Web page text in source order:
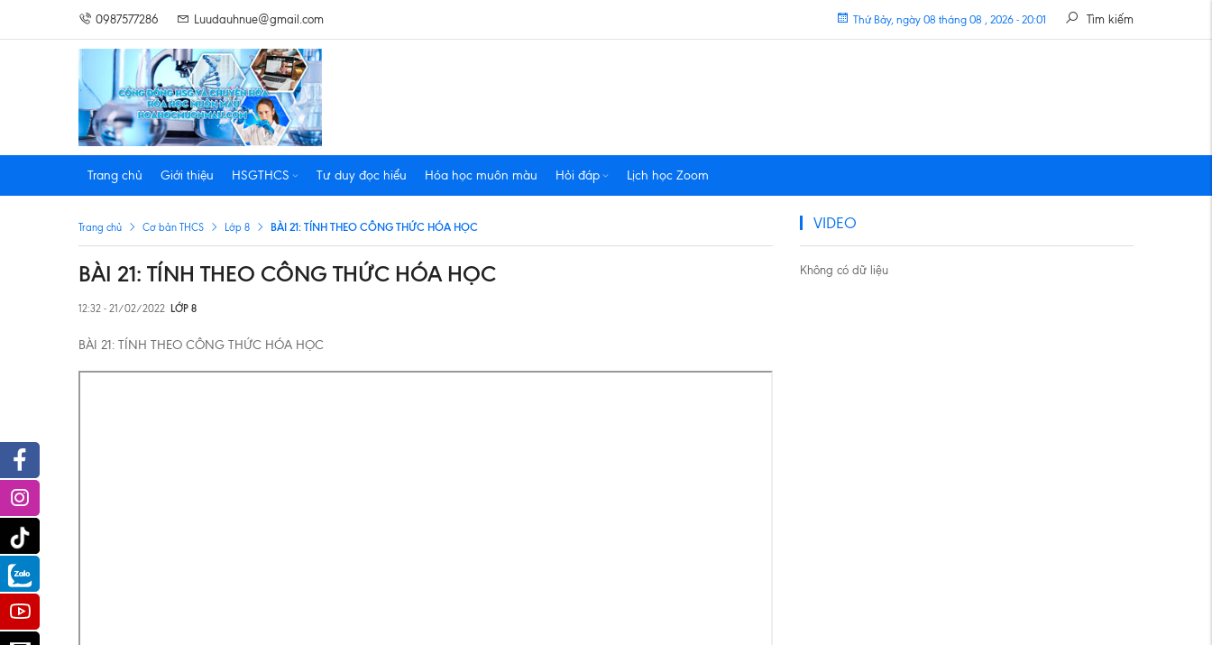
0987577286 Luudauhnue@gmail.com Tìm kiếm
Thứ Bảy, ngày 08 tháng 08 , 2026 - 20:01
Trang chủ Giới thiệu HSGTHCS Tư duy đọc hiểu Hóa học muôn màu Hỏi đáp Lịch học Zoom
Trang chủ Cơ bản THCS Lớp 8 BÀI 21: TÍNH THEO CÔNG THỨC HÓA HỌC
BÀI 21: TÍNH THEO CÔNG THỨC HÓA HỌC
12:32 - 21/02/2022 LỚP 8
BÀI 21: TÍNH THEO CÔNG THỨC HÓA HỌC
VIDEO
Không có dữ liệu